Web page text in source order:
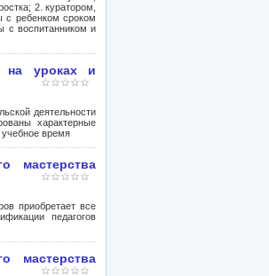
2. куратором,
с ребенком сроком
с воспитанником и
на уроках и
деятельности
характерные
учебное время
мастерства
приобретает все
педагогов
мастерства